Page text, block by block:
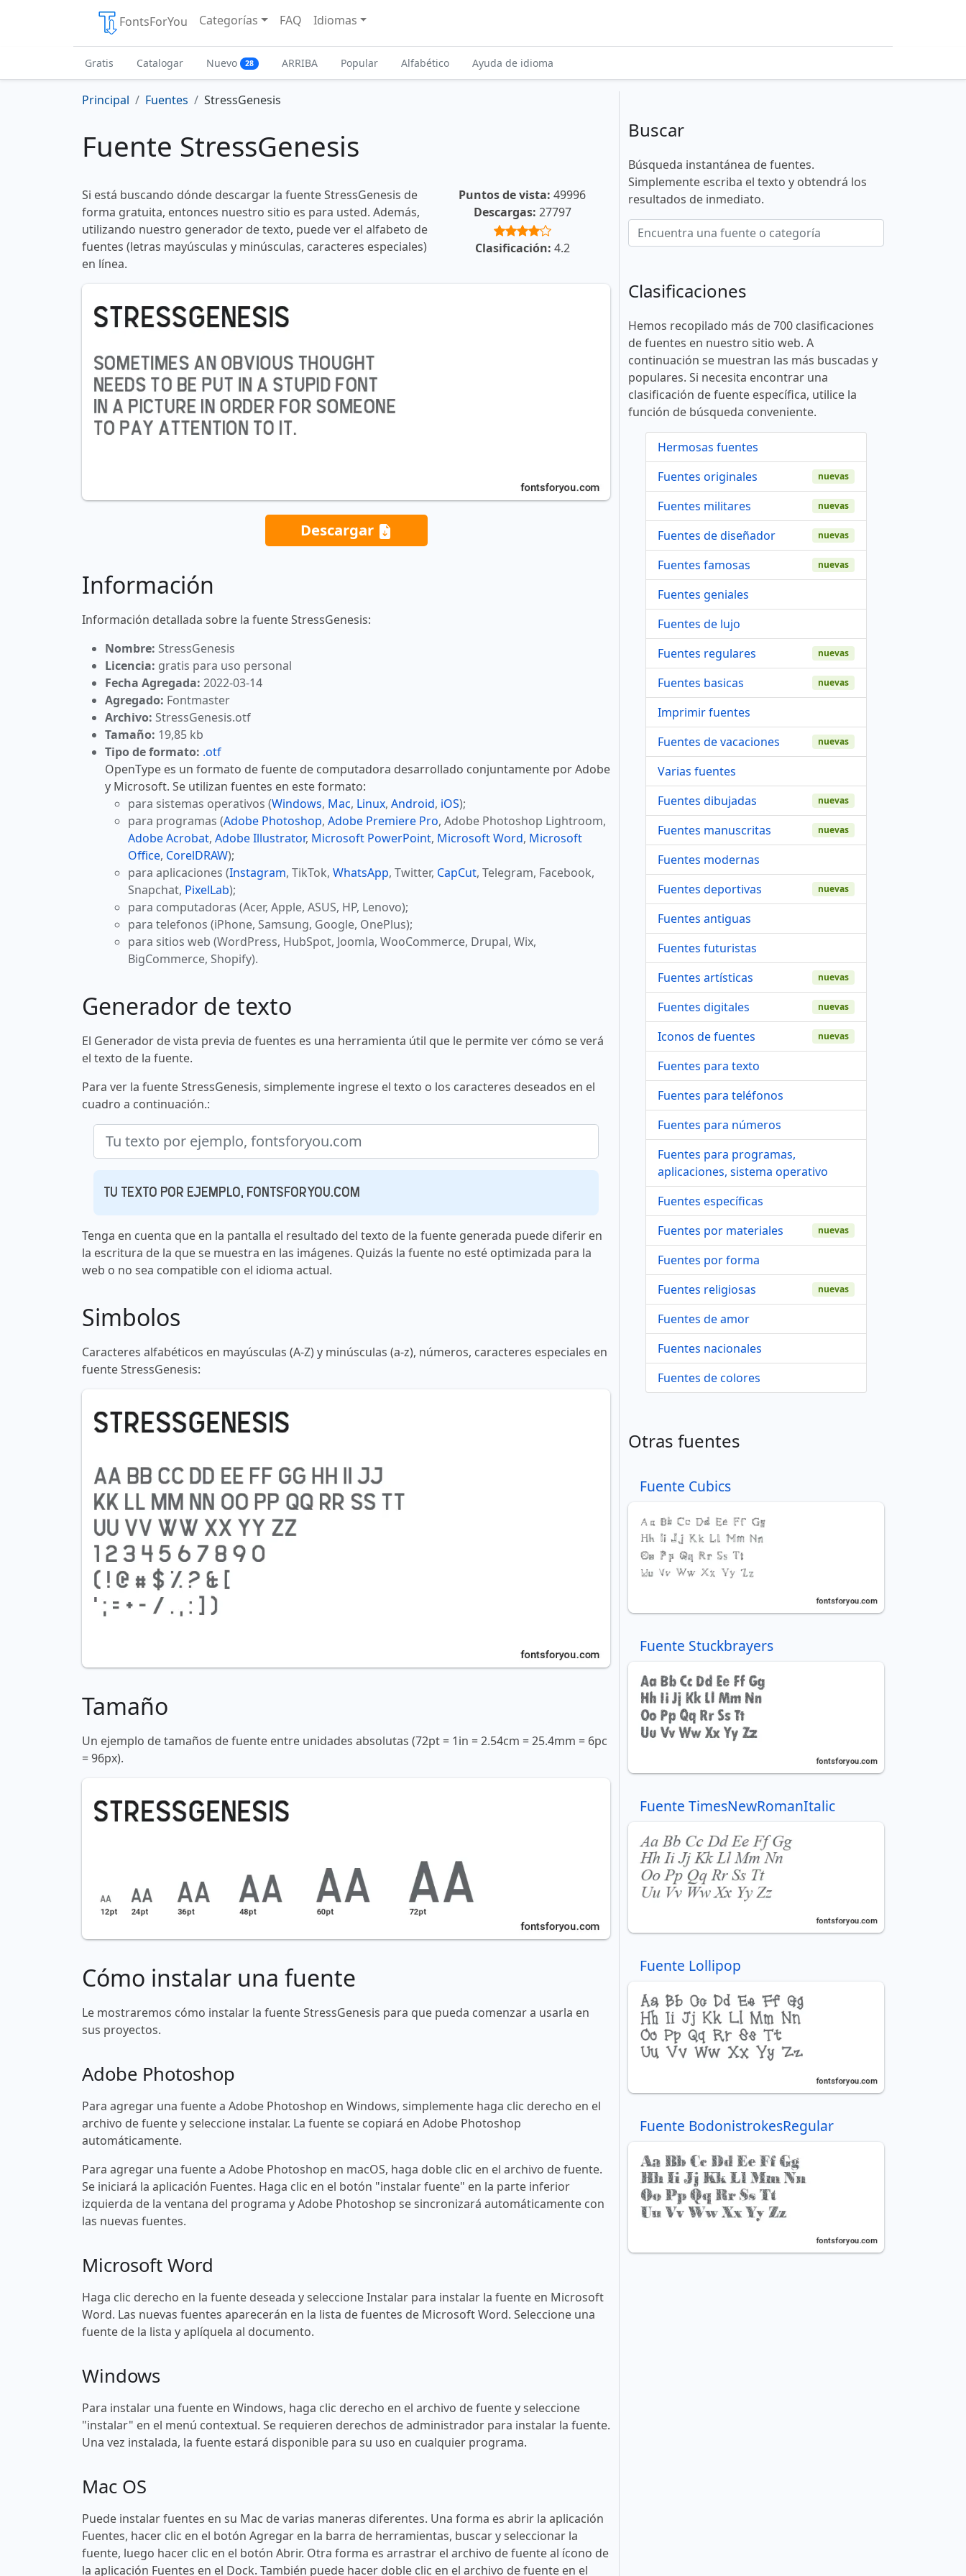
FontsForYou Categorías FAQ Idiomas
Gratis Catalogar Nuevo 28 ARRIBA Popular Alfabético Ayuda de idioma
Principal Fuentes StressGenesis
Fuente StressGenesis
Si está buscando dónde descargar la fuente StressGenesis de
forma gratuita, entonces nuestro sitio es para usted. Además,
utilizando nuestro generador de texto, puede ver el alfabeto de
fuentes (letras mayúsculas y minúsculas, caracteres especiales)
en línea.
Puntos de vista: 49996
Descargas: 27797
Clasificación: 4.2
Descargar
Información
Información detallada sobre la fuente StressGenesis:
Nombre: StressGenesis
Licencia: gratis para uso personal
Fecha Agregada: 2022-03-14
Agregado: Fontmaster
Archivo: StressGenesis.otf
Tamaño: 19,85 kb
Tipo de formato: .otf
OpenType es un formato de fuente de computadora desarrollado conjuntamente por Adobe
y Microsoft. Se utilizan fuentes en este formato:
para sistemas operativos (Windows, Mac, Linux, Android, iOS);
para programas (Adobe Photoshop, Adobe Premiere Pro, Adobe Photoshop Lightroom,
Adobe Acrobat, Adobe Illustrator, Microsoft PowerPoint, Microsoft Word, Microsoft
Office, CorelDRAW);
para aplicaciones (Instagram, TikTok, WhatsApp, Twitter, CapCut, Telegram, Facebook,
Snapchat, PixelLab);
para computadoras (Acer, Apple, ASUS, HP, Lenovo);
para telefonos (iPhone, Samsung, Google, OnePlus);
para sitios web (WordPress, HubSpot, Joomla, WooCommerce, Drupal, Wix,
BigCommerce, Shopify).
Generador de texto
El Generador de vista previa de fuentes es una herramienta útil que le permite ver cómo se verá
el texto de la fuente.
Para ver la fuente StressGenesis, simplemente ingrese el texto o los caracteres deseados en el
cuadro a continuación.:
Tu texto por ejemplo, fontsforyou.com
Tenga en cuenta que en la pantalla el resultado del texto de la fuente generada puede diferir en
la escritura de la que se muestra en las imágenes. Quizás la fuente no esté optimizada para la
web o no sea compatible con el idioma actual.
Simbolos
Caracteres alfabéticos en mayúsculas (A-Z) y minúsculas (a-z), números, caracteres especiales en
fuente StressGenesis:
Tamaño
Un ejemplo de tamaños de fuente entre unidades absolutas (72pt = 1in = 2.54cm = 25.4mm = 6pc
= 96px).
Cómo instalar una fuente
Le mostraremos cómo instalar la fuente StressGenesis para que pueda comenzar a usarla en
sus proyectos.
Adobe Photoshop
Para agregar una fuente a Adobe Photoshop en Windows, simplemente haga clic derecho en el
archivo de fuente y seleccione instalar. La fuente se copiará en Adobe Photoshop
automáticamente.
Para agregar una fuente a Adobe Photoshop en macOS, haga doble clic en el archivo de fuente.
Se iniciará la aplicación Fuentes. Haga clic en el botón "instalar fuente" en la parte inferior
izquierda de la ventana del programa y Adobe Photoshop se sincronizará automáticamente con
las nuevas fuentes.
Microsoft Word
Haga clic derecho en la fuente deseada y seleccione Instalar para instalar la fuente en Microsoft
Word. Las nuevas fuentes aparecerán en la lista de fuentes de Microsoft Word. Seleccione una
fuente de la lista y aplíquela al documento.
Windows
Para instalar una fuente en Windows, haga clic derecho en el archivo de fuente y seleccione
"instalar" en el menú contextual. Se requieren derechos de administrador para instalar la fuente.
Una vez instalada, la fuente estará disponible para su uso en cualquier programa.
Mac OS
Puede instalar fuentes en su Mac de varias maneras diferentes. Una forma es abrir la aplicación
Fuentes, hacer clic en el botón Agregar en la barra de herramientas, buscar y seleccionar la
fuente, luego hacer clic en el botón Abrir. Otra forma es arrastrar el archivo de fuente al ícono de
la aplicación Fuentes en el Dock. También puede hacer doble clic en el archivo de fuente en el
Buscar
Búsqueda instantánea de fuentes.
Simplemente escriba el texto y obtendrá los
resultados de inmediato.
Clasificaciones
Hemos recopilado más de 700 clasificaciones
de fuentes en nuestro sitio web. A
continuación se muestran las más buscadas y
populares. Si necesita encontrar una
clasificación de fuente específica, utilice la
función de búsqueda conveniente.
Hermosas fuentes
Fuentes originales
nuevas
Fuentes militares nuevas
Fuentes de diseñador nuevas
Fuentes famosas nuevas
Fuentes geniales
Fuentes de lujo
Fuentes regulares
nuevas
Fuentes basicas nuevas
Imprimir fuentes
Fuentes de vacaciones
nuevas
Varias fuentes
Fuentes dibujadas
nuevas
Fuentes manuscritas nuevas
Fuentes modernas
Fuentes deportivas
nuevas
Fuentes antiguas
Fuentes futuristas
Fuentes artísticas
nuevas
Fuentes digitales nuevas
Iconos de fuentes nuevas
Fuentes para texto
Fuentes para teléfonos
Fuentes para números
Fuentes para programas,
aplicaciones, sistema operativo
Fuentes específicas
Fuentes por materiales
nuevas
Fuentes por forma
Fuentes religiosas
nuevas
Fuentes de amor
Fuentes nacionales
Fuentes de colores
Otras fuentes
Fuente Cubics
Fuente Stuckbrayers
Fuente TimesNewRomanItalic
Fuente Lollipop
Fuente BodonistrokesRegular